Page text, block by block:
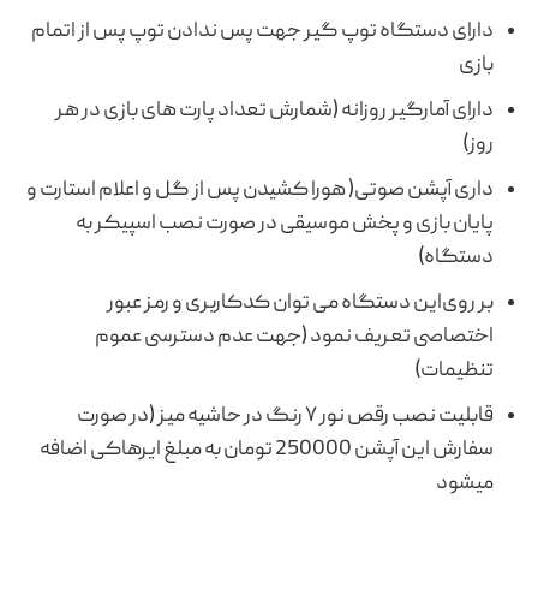
دارای دستگاه توپ گیر جهت پس ندادن توپ پس از اتمام
بازی
دارای آمارگیر روزانه (شمارش تعداد پارت های بازی در هر
روز)
داری آپشن صوتی( هورا کشیدن پس از گل و اعلام استارت و
پایان بازی و پخش موسیقی در صورت نصب اسپیکر به
دستگاه)
بر روی‌این دستگاه می توان کدکاربری و رمز‌ عبور
اختصاصی تعریف نمود (جهت عدم دسترسی عموم
تنظیمات)
قابلیت نصب رقص نور ۷ رنگ در حاشیه میز (در صورت
سفارش این آپشن 250000 تومان به مبلغ ایرهاکی اضافه
میشود